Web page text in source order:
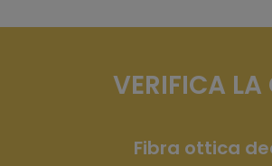
VERIFICA LA
Fibra ottica